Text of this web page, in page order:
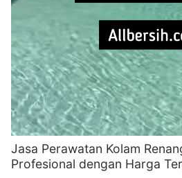
Jasa Perawatan Kolam
Profesional dengan Harga